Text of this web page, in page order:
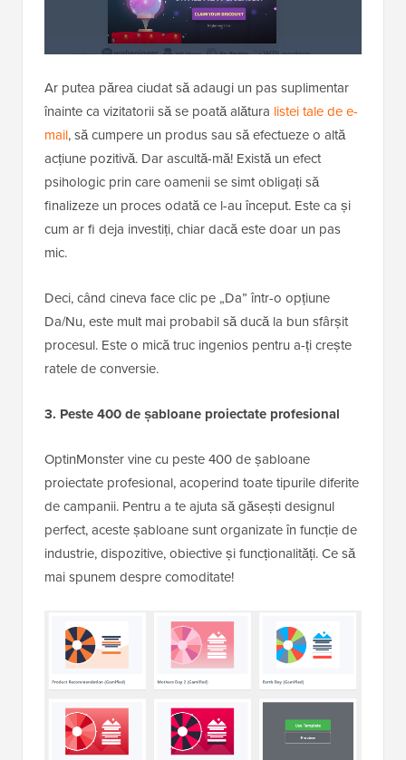
Ar putea părea ciudat să adaugi un pas suplimentar
înainte ca vizitatorii să se poată alătura listei tale de e-
mail, să cumpere un produs sau să efectueze o altă
acțiune pozitivă. Dar ascultă-mă! Există un efect
psihologic prin care oamenii se simt obligați să
finalizeze un proces odată ce l-au început. Este ca și
cum ar fi deja investiți, chiar dacă este doar un pas
mic.
Deci, când cineva face clic pe „Da” într-o opțiune
Da/Nu, este mult mai probabil să ducă la bun sfârșit
procesul. Este o mică truc ingenios pentru a-ți crește
ratele de conversie.
3. Peste 400 de șabloane proiectate profesional
OptinMonster vine cu peste 400 de șabloane
proiectate profesional, acoperind toate tipurile diferite
de campanii. Pentru a te ajuta să găsești designul
perfect, aceste șabloane sunt organizate în funcție de
industrie, dispozitive, obiective și funcționalități. Ce să
mai spunem despre comoditate!